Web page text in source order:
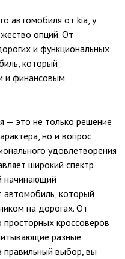
автомобиля от kia, у
опций. От
и функциональных
который
и финансовым
— это не только решение
но и вопрос
удовлетворения
широкий спектр
начинающий
который
на дорогах. От
кроссоверов
разные
выбор, вы